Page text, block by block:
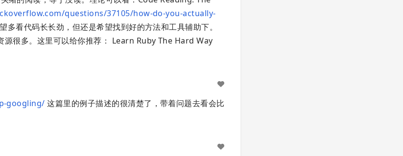
questions/37105/how-do-you-actually-
多看代码长长劲，但还是希望找到好的方法和工具辅助下。
很多。这里可以给你推荐： Learn Ruby The Hard Way
googling/ 这篇里的例子描述的很清楚了，带着问题去看会比